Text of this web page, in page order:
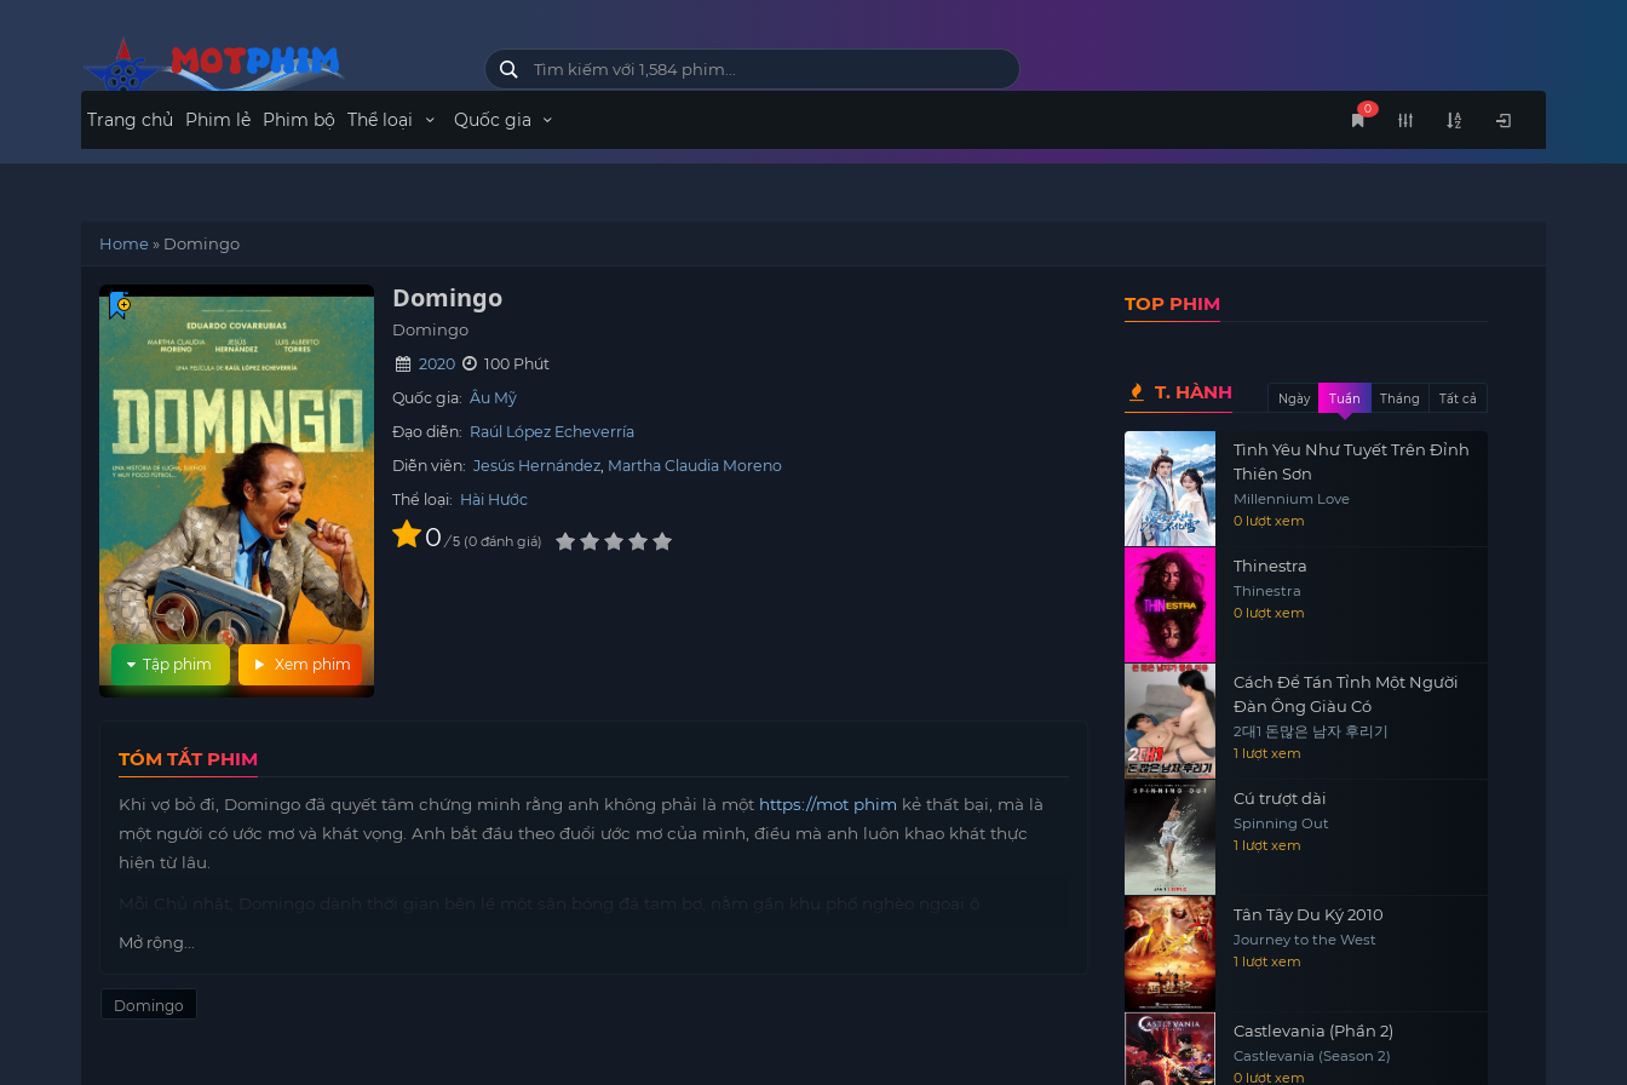
0
Trang chủ Phim lẻ Phim bộ Thể loại Quốc gia
Home» Domingo
Xem phim
Tập phim
Domingo
Domingo
2020
100 Phút
Quốc gia: Âu Mỹ
Đạo diễn: Raúl López Echeverría
Diễn viên: Jesús Hernández Martha Claudia Moreno
Thể loại: Hài Hước
0 / 5 0 đánh giá
TÓM TẮT PHIM
Khi vợ bỏ đi, Domingo đã quyết tâm chứng minh rằng anh không phải là một https://mot phim kẻ thất bại, mà là
một người có ước mơ và khát vọng. Anh bắt đầu theo đuổi ước mơ của mình, điều mà anh luôn khao khát thực
hiện từ lâu.
Mỗi Chủ nhật, Domingo dành thời gian bên lề một sân bóng đá tạm bợ, nằm gần khu phố nghèo ngoại ô
Guadalajara. Tại đây, anh không chỉ thưởng thức các trận đấu mà còn bình luận về chúng, chia sẻ niềm đam mê và
phương, Domingo không ngừng cải thiện phong cách và kỹ thuật của mình trong việc bình luận.
Mở rộng...
Domingo
TOP PHIM
T. HÀNH Ngày Tuần Tháng Tất cả
Tình Yêu Như Tuyết Trên Đỉnh
Thiên Sơn
Millennium Love
0 lượt xem
Thinestra
Thinestra
0 lượt xem
Cách Để Tán Tỉnh Một Người
Đàn Ông Giàu Có
2대1 돈많은 남자 후리기
1 lượt xem
Cú trượt dài
Spinning Out
1 lượt xem
Tân Tây Du Ký 2010
Journey to the West
1 lượt xem
Castlevania (Phần 2)
Castlevania (Season 2)
0 lượt xem